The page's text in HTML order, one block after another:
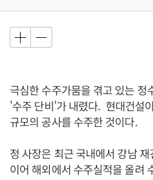
극심한 수주가뭄을 겪고 있는 정
'수주 단비'가 내렸다. 현대건설
규모의 공사를 수주한 것이다.
정 사장은 최근 국내에서 강남
이어 해외에서 수주실적을 올려